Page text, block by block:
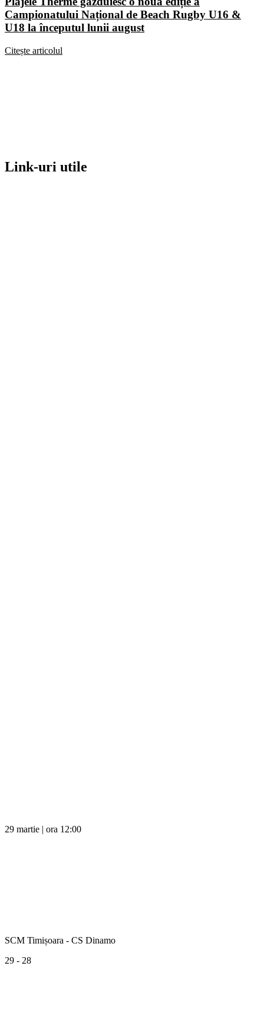
Campionatului Național de Beach Rugby U16 &
U18 la începutul lunii august
Citește articolul
Link-uri utile
29 martie | ora 12:00
SCM Timișoara - CS Dinamo
29 - 28